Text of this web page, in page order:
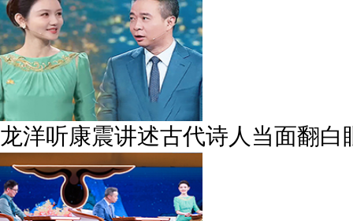
龙洋听康震讲述古代诗人当面翻白